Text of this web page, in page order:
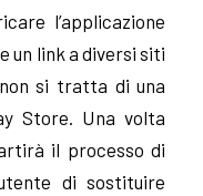
l’applicazione
un link a diversi siti
si tratta di una
Store. Una volta
il processo di
di sostituire